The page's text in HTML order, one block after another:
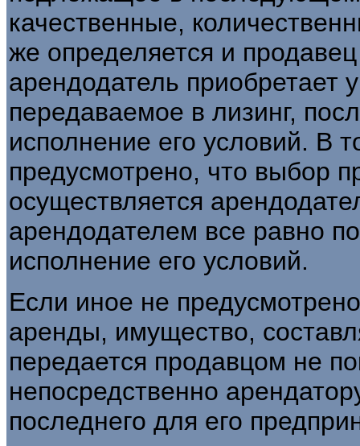
качественные,
же определяется и
арендодатель приобретает
передаваемое в лизинг,
исполнение его условий. В
предусмотрено, что выбор
осуществляется
арендодателем все равно
исполнение его условий.
Если иное не
аренды, имущество,
передается продавцом не
непосредственно
последнего для его